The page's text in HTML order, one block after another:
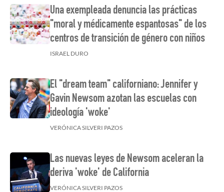
Una exempleada denuncia las prácticas
"moral y médicamente espantosas" de los
centros de transición de género con niños
ISRAEL DURO
El "dream team" californiano: Jennifer y
Gavin Newsom azotan las escuelas con
ideología 'woke'
VERÓNICA SILVERI PAZOS
Las nuevas leyes de Newsom aceleran la
deriva 'woke' de California
VERÓNICA SILVERI PAZOS